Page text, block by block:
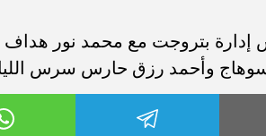
إدارة بتروجت مع محمد نور
وأحمد رزق حارس سرس